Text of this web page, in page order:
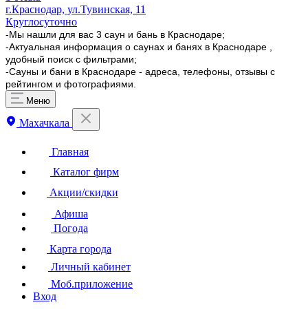
г.Краснодар, ул.Тувинская, 11
Круглосуточно
-Мы нашли для вас 3 саун и бань в Краснодаре;
-Актуальная информация о саунах и банях в Краснодаре ,
удобный поиск с фильтрами;
-Сауны и бани в Краснодаре - адреса, телефоны, отзывы с
рейтингом и фотографиями.
Меню
Махачкала
Главная
Каталог фирм
Акции/скидки
Афиша
Погода
Карта города
Личный кабинет
Моб.приложение
Вход